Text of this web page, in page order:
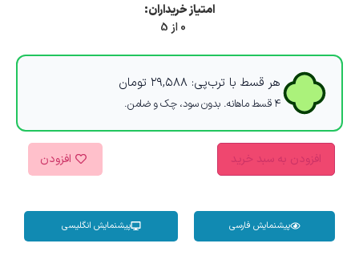
امتیاز خریداران:
0 از 5
هر قسط با ترب‌پی: ۲۹,۵۸۸ تومان
۴ قسط ماهانه. بدون سود، چک و ضامن.
افزودن به سبد خرید افزودن
پیشنمایش فارسی پیشنمایش انگلیسی